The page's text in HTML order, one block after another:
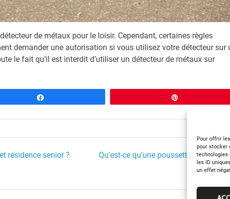
Pour offrir
pour stocker
technologies
les ID
un effet
de métaux pour le loisir. Cependant, certaines règles
demander une autorisation si vous utilisez votre détecteur sur
le fait qu’il est interdit d’utiliser un détecteur de métaux sur
résidence senior ? Qu’est-ce qu’une poussette compacte